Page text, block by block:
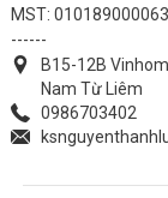
MST: 010189000063
------
B15-12B
Nam Từ Liêm
0986703402